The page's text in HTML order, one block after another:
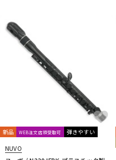
新品 WEB注文店頭受取可 弾きやすい
NUVO